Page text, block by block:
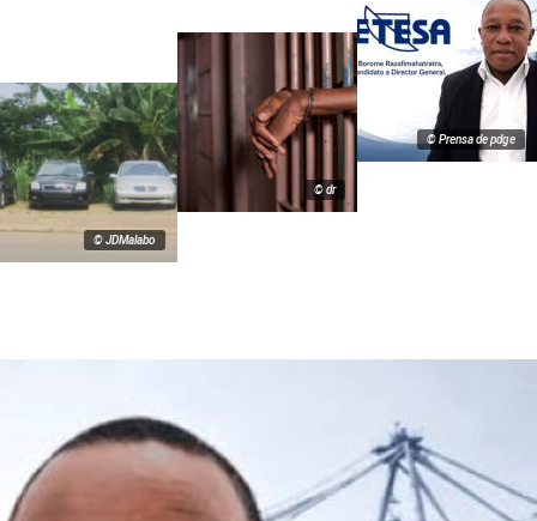
© Prensa de pdge
© dr
© JDMalabo